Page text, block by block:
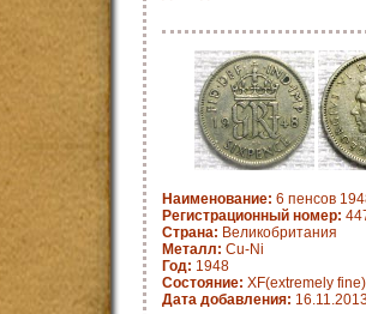
Наименование: 6 пенсов
Регистрационный номер:
Страна: Великобритания
Металл: Cu-Ni
Год: 1948
Состояние: XF(extremely fine)
Дата добавления: